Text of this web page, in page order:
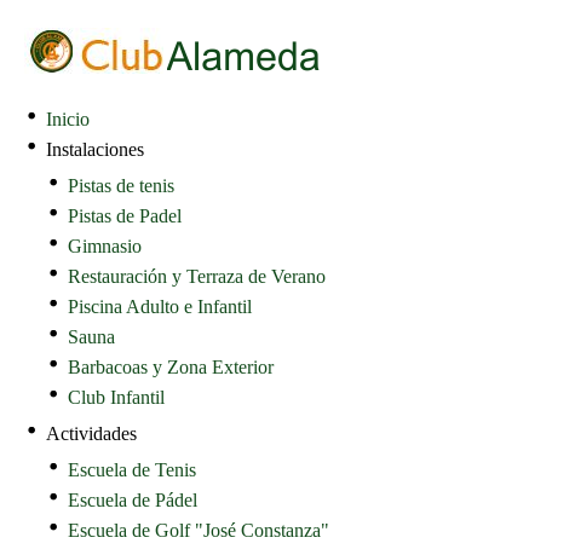
Inicio
Instalaciones
Pistas de tenis
Pistas de Padel
Gimnasio
Restauración y Terraza de Verano
Piscina Adulto e Infantil
Sauna
Barbacoas y Zona Exterior
Club Infantil
Actividades
Escuela de Tenis
Escuela de Pádel
Escuela de Golf "José Constanza"